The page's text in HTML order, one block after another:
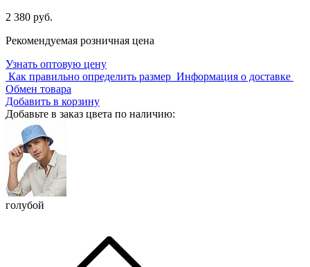
2 380 руб.
Рекомендуемая розничная цена
Узнать оптовую цену
Как правильно определить размер Информация о доставке
Обмен товара
Добавить в корзину
Добавьте в заказ цвета по наличию:
голубой